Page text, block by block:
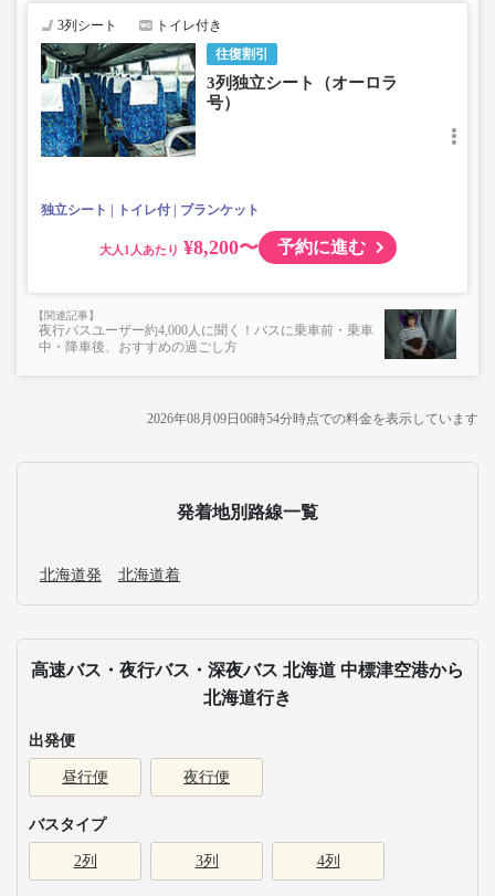
往復割引
3列シート トイレ付き
3列独立シート（オーロラ
号）
独立シート トイレ付 ブランケット
大人 ¥8,200〜 予約に進む
夜行バスユーザー約4,000人に聞く！バスに乗車前・乗車
中・降車後、おすすめの過ごし方
2026年08月09日06時54分時点での料金を表示しています
発着地別路線一覧
北海道発 北海道着
高速バス・夜行バス・深夜バス 北海道 中標津空港から
北海道行き
出発便
昼行便 夜行便
バスタイプ
2列 3列 4列